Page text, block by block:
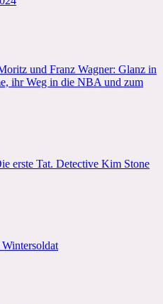
und Franz Wagner: Glanz in
ihr Weg in die NBA und zum
erste Tat. Detective Kim Stone